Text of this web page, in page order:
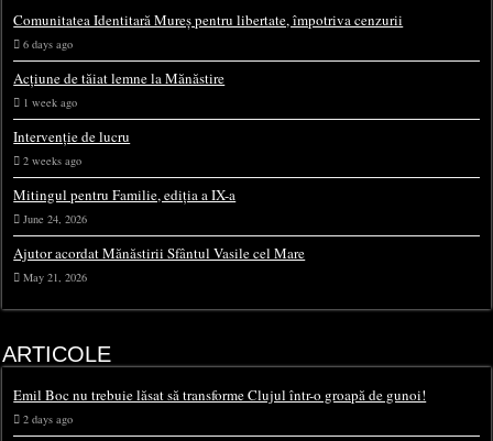
Comunitatea Identitară Mureș pentru libertate, împotriva cenzurii
6 days ago
Acțiune de tăiat lemne la Mănăstire
1 week ago
Intervenție de lucru
2 weeks ago
Mitingul pentru Familie, ediția a IX-a
June 24, 2026
Ajutor acordat Mănăstirii Sfântul Vasile cel Mare
May 21, 2026
ARTICOLE
Emil Boc nu trebuie lăsat să transforme Clujul într-o groapă de gunoi!
2 days ago